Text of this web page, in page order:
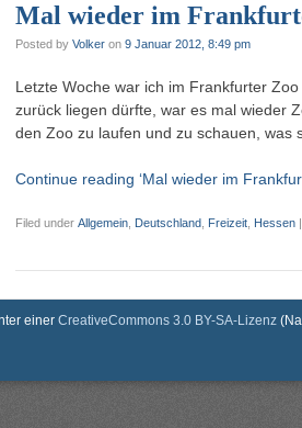
Mal wieder im
Posted by Volker on 9 Januar 2012, 8:49 pm
Letzte Woche war ich im Frankfurter
zurück liegen dürfte, war es mal wieder
den Zoo zu laufen und zu schauen, was
Continue reading ‘Mal wieder im
Filed under Allgemein Deutschland Freizeit Hessen |
einer CreativeCommons 3.0 BY-SA-Lizenz